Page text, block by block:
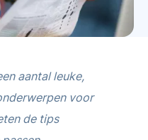
aantal leuke,
voor
de tips